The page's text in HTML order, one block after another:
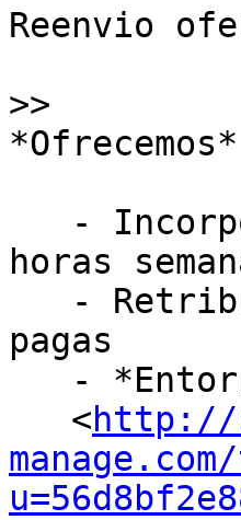
Reenvio
>>
*Ofrecemos*
horas
pagas
   <
http://